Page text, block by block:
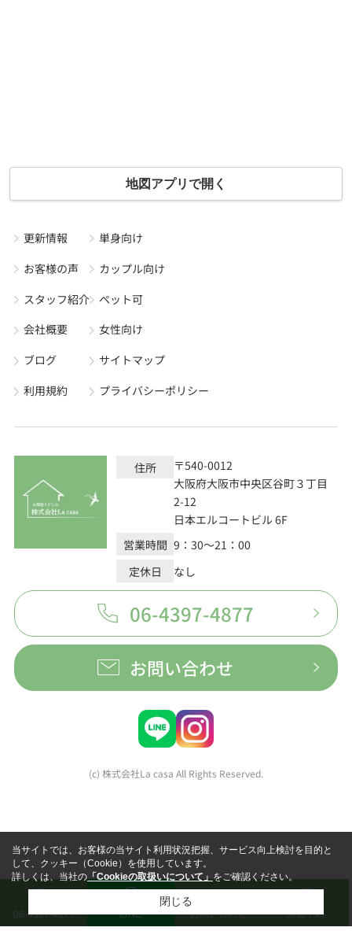
地図アプリで開く
更新情報
お客様の声
スタッフ紹介
会社概要
ブログ
利用規約
単身向け
カップル向け
ペット可
女性向け
サイトマップ
プライバシーポリシー
住所
〒540-0012
大阪府大阪市中央区谷町３丁目
2-12
日本エルコートビル 6F
営業時間 9：30～21：00
定休日
なし
06-4397-4877
お問い合わせ
(c) 株式会社La casa All Rights Reserved.
06-4397-4877 LINE お問い合わせ 来店予約
当サイトでは、お客様の当サイト利用状況把握、サービス向上検討を目的と
して、クッキー（Cookie）を使用しています。
詳しくは、当社の「Cookieの取扱いについて」をご確認ください。
閉じる